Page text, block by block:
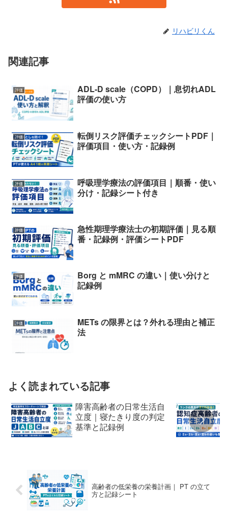
リハビリくん
関連記事
評価
ADL-D scale（COPD）｜息切れADL
評価の使い方
評価
転倒リスク評価チェックシートPDF｜
評価項目・使い方・記録例
評価
呼吸理学療法の評価項目｜順番・使い
分け・記録シート付き
評価
急性期理学療法士の初期評価｜見る順
番・記録例・評価シートPDF
評価
Borg と mMRC の違い｜使い分けと
記録例
評価
METs の限界とは？外れる理由と補正
法
よく読まれている記事
障害高齢者の日常生活自
立度｜寝たきり度の判定
基準と記録例
高齢者の低栄養の栄養計画｜ PT の立て
方と記録シート